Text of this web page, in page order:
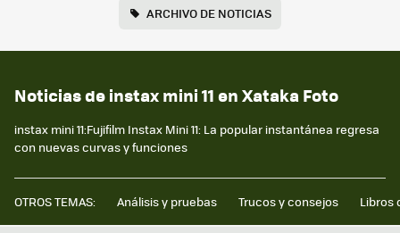
ARCHIVO DE NOTICIAS
Noticias de instax mini 11 en Xataka Foto
instax mini 11:Fujifilm Instax Mini 11: La popular instantánea regresa
con nuevas curvas y funciones
OTROS TEMAS: Análisis y pruebas Trucos y consejos Libros